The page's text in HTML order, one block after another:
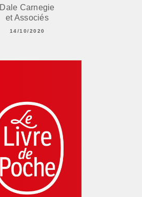
Dale Carnegie
et Associés
14/10/2020